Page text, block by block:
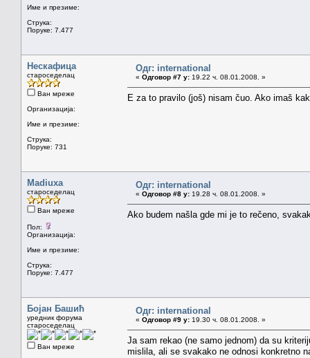
Име и презиме:
Струка:
Поруке: 7.477
Нескафица
староседелац
Ван мреже
Организација:
Име и презиме:
Струка:
Поруке: 731
Одг: international
« Одговор #7 у: 19.22 ч. 08.01.2008. »
E za to pravilo (još) nisam čuo. Ako imaš
Madiuxa
староседелац
Ван мреже
Пол:
Организација:
Име и презиме:
Струка:
Поруке: 7.477
Одг: international
« Одговор #8 у: 19.28 ч. 08.01.2008. »
Ako budem našla gde mi je to rečeno,
Бојан Башић
уредник форума
староседелац
Ван мреже
Одг: international
« Одговор #9 у: 19.30 ч. 08.01.2008. »
Ja sam rekao (ne samo jednom) da su
mislila, ali se svakako ne odnosi konkretno